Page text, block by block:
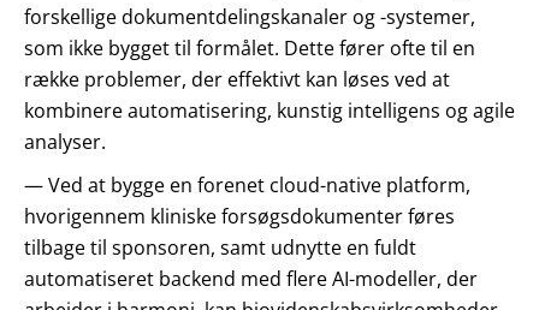
forskellige dokumentdelingskanaler og -systemer,
som ikke bygget til formålet. Dette fører ofte til en
række problemer, der effektivt kan løses ved at
kombinere automatisering, kunstig intelligens og agile
analyser.
— Ved at bygge en forenet cloud-native platform,
hvorigennem kliniske forsøgsdokumenter føres
tilbage til sponsoren, samt udnytte en fuldt
automatiseret backend med flere AI-modeller, der